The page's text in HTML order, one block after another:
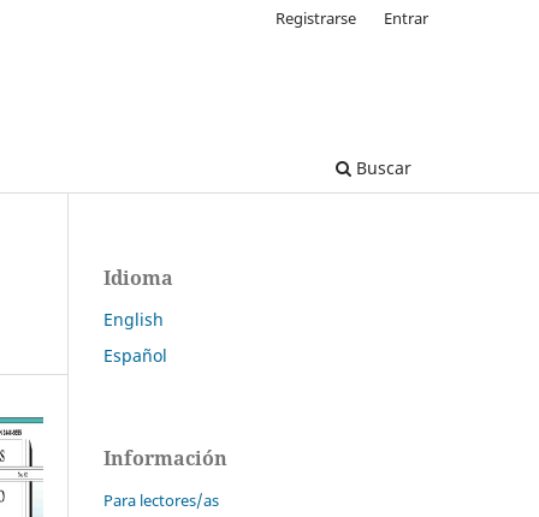
Buscar
Registrarse Entrar
Idioma
English
Español
Información
Para lectores/as